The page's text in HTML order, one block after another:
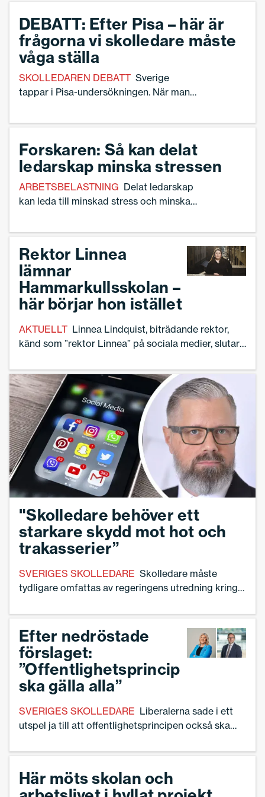
DEBATT: Efter Pisa – här är
frågorna vi skolledare måste
våga ställa
SKOLLEDAREN DEBATT Sverige
tappar i Pisa-undersökningen. När man
obekväma frågor som skolledare måste
skriver rektorn Mostafa Geha.
Forskaren: Så kan delat
ledarskap minska stressen
ARBETSBELASTNING Delat ledarskap
kan leda till minskad stress och minskad
visar också att det kan minska
omsättningen av rektorer. – Det vore bra
om rektorer ges större möjlighet att välja
att arbeta i delat ledarskap, säger
Marianne Döös, professor emeritus inom
organisationspedagogik.
Rektor Linnea
lämnar
Hammarkullsskolan –
här börjar hon istället
AKTUELLT Linnea Lindquist, biträdande rektor,
känd som ”rektor Linnea” på sociala medier, slutar
Hon är också krönikör i Skolledaren.
"Skolledare behöver ett
starkare skydd mot hot och
trakasserier”
SVERIGES SKOLLEDARE Skolledare måste
tydligare omfattas av regeringens utredning kring
och trakasserier. Det anser Sveriges Skolledare,
som lyfter kritik mot ett antal punkter i utredningen.
Efter nedröstade
förslaget:
”Offentlighetsprincip
ska gälla alla”
SVERIGES SKOLLEDARE Liberalerna sade i ett
utspel ja till att offentlighetsprincipen också ska
man nej till ett sådant förslag i riksdagen. – Märkligt
Offentlighetsprincipen ska omfatta alla skolformer
Här möts skolan och